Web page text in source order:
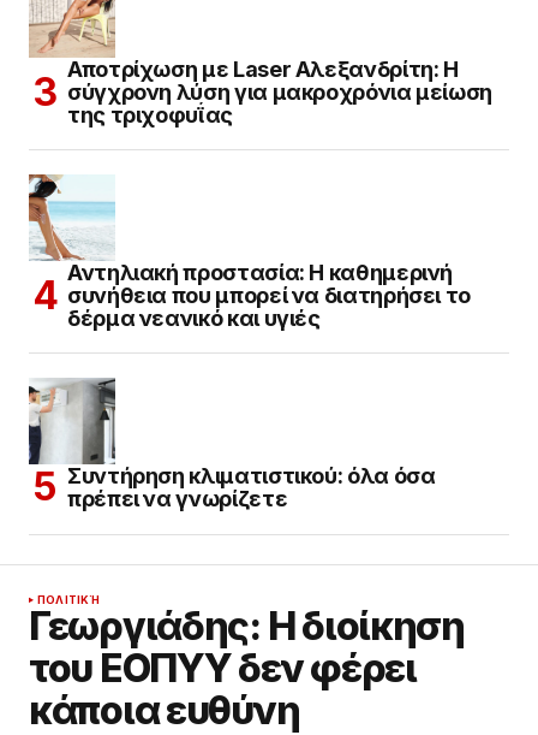
Αποτρίχωση με Laser Αλεξανδρίτη: Η
σύγχρονη λύση για μακροχρόνια μείωση
της τριχοφυΐας
Αντηλιακή προστασία: Η καθημερινή
συνήθεια που μπορεί να διατηρήσει το
δέρμα νεανικό και υγιές
Συντήρηση κλιματιστικού: όλα όσα
πρέπει να γνωρίζετε
ΠΟΛΙΤΙΚΉ
Γεωργιάδης: Η διοίκηση
του ΕΟΠΥΥ δεν φέρει
κάποια ευθύνη